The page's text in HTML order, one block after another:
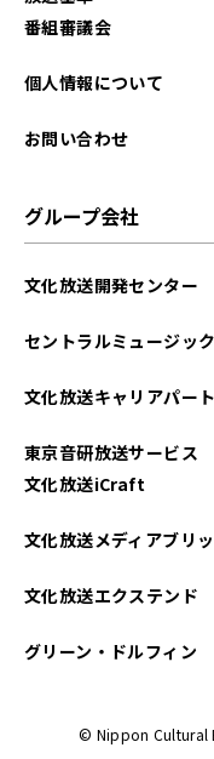
2023年
2023年
2022年
2022年
2022年
番組審議会
個人情報について
お問い合わせ
グループ会社
文化放送開発センター
セントラルミュージック
文化放送キャリアパー
東京音研放送サービス
文化放送iCraft
文化放送メディアブリ
文化放送エクステンド
グリーン・ドルフィン
© Nippon Cultural